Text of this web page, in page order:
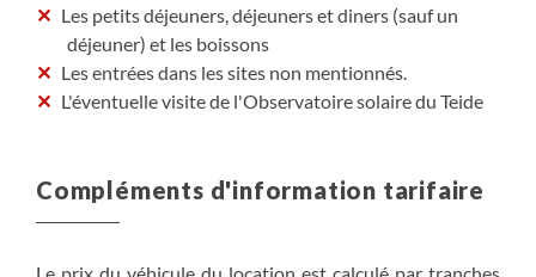
Les petits déjeuners, déjeuners et diners (sauf un
déjeuner) et les boissons
Les entrées dans les sites non mentionnés.
L'éventuelle visite de l'Observatoire solaire du Teide
Compléments d'information tarifaire